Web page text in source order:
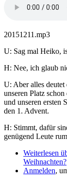
20151211.mp3
U: Sag mal Heiko,
H: Nee, ich glaub
U: Aber alles
unseren Platz
und unseren ersten
den 1. Advent.
H: Stimmt, dafür
genügend Leute
Weiterlesen
Weihnachten?
Anmelden,